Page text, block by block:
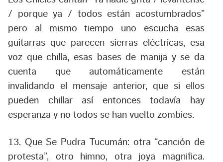
/ porque ya / todos están acostumbrados”
pero al mismo tiempo uno escucha esas
guitarras que parecen sierras eléctricas, esa
voz que chilla, esas bases de manija y se da
cuenta que automáticamente están
invalidando el mensaje anterior, que si ellos
pueden chillar así entonces todavía hay
esperanza y no todos se han vuelto zombies.
13. Que Se Pudra Tucumán: otra “canción de
protesta”, otro himno, otra joya magnifica.